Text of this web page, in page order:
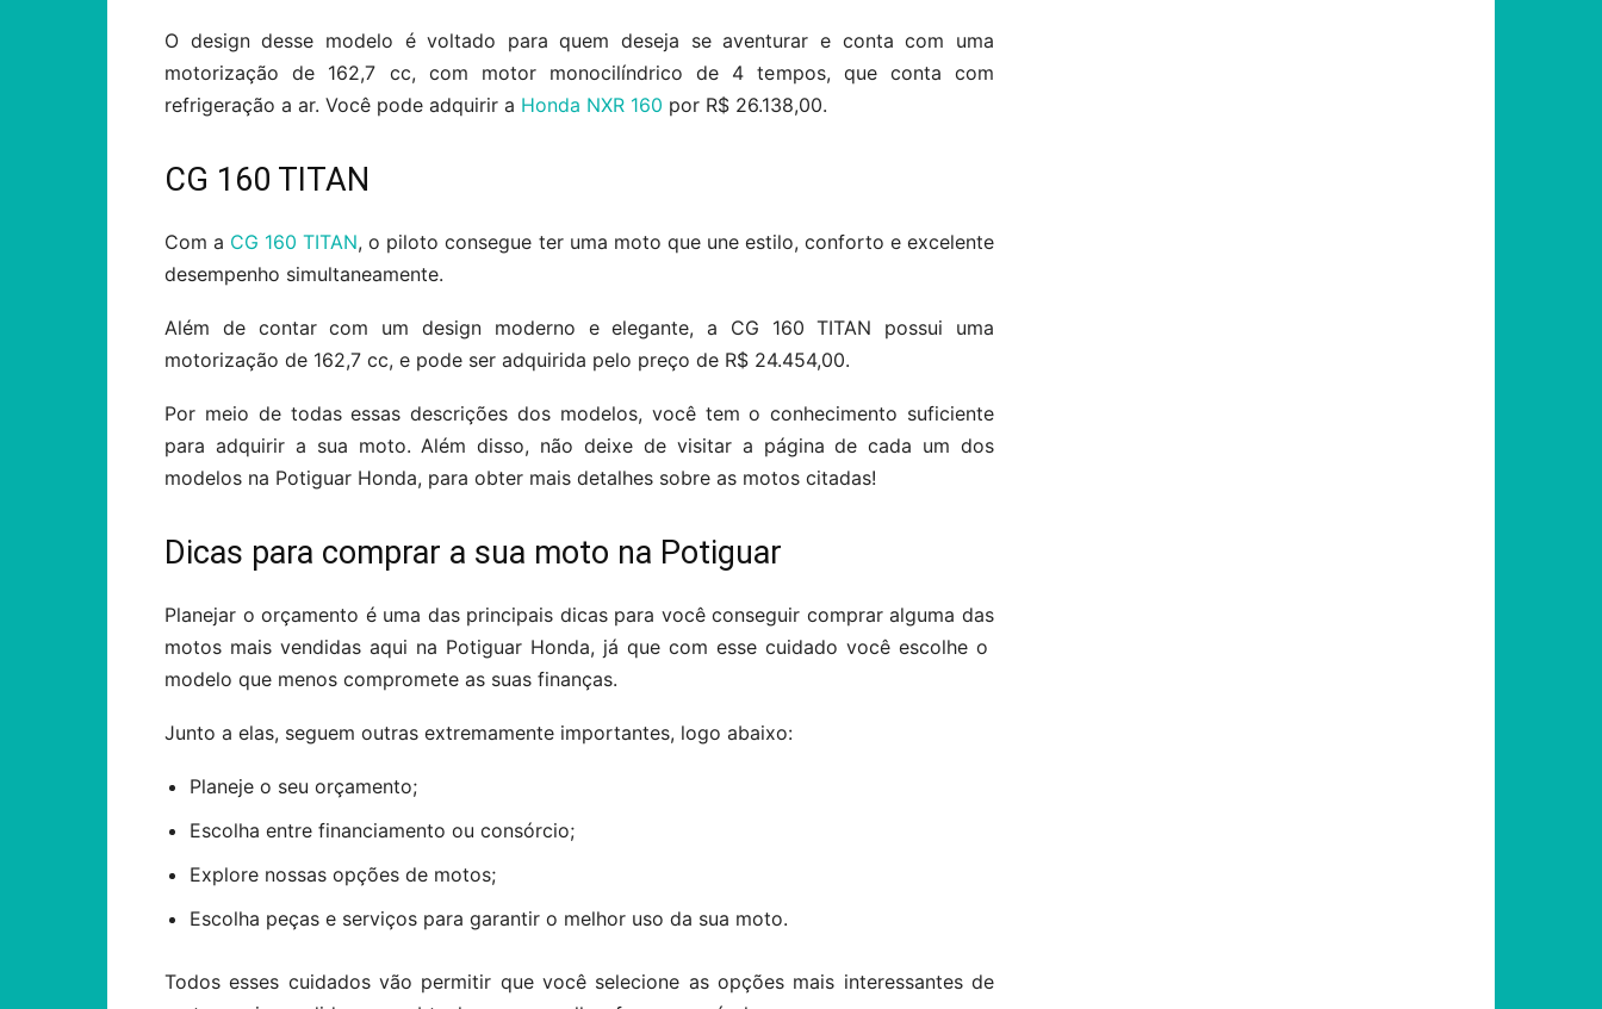
O design desse modelo é voltado para quem deseja se aventurar e conta com uma
motorização de 162,7 cc, com motor monocilíndrico de 4 tempos, que conta com
refrigeração a ar. Você pode adquirir a Honda NXR 160 por R$ 26.138,00.
CG 160 TITAN
Com a CG 160 TITAN, o piloto consegue ter uma moto que une estilo, conforto e excelente
desempenho simultaneamente.
Além de contar com um design moderno e elegante, a CG 160 TITAN possui uma
motorização de 162,7 cc, e pode ser adquirida pelo preço de R$ 24.454,00.
Por meio de todas essas descrições dos modelos, você tem o conhecimento suficiente
para adquirir a sua moto. Além disso, não deixe de visitar a página de cada um dos
modelos na Potiguar Honda, para obter mais detalhes sobre as motos citadas!
Dicas para comprar a sua moto na Potiguar
Planejar o orçamento é uma das principais dicas para você conseguir comprar alguma das
motos mais vendidas aqui na Potiguar Honda, já que com esse cuidado você escolhe o
modelo que menos compromete as suas finanças.
Junto a elas, seguem outras extremamente importantes, logo abaixo:
Planeje o seu orçamento;
Escolha entre financiamento ou consórcio;
Explore nossas opções de motos;
Escolha peças e serviços para garantir o melhor uso da sua moto.
Todos esses cuidados vão permitir que você selecione as opções mais interessantes de